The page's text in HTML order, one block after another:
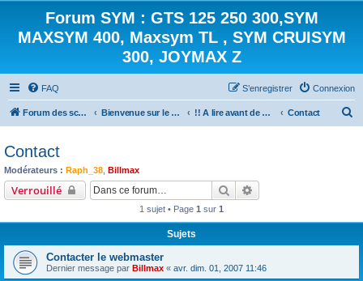
Forum SYM : GTS 125 250 300,SYM
MAXSYM 400, Maxsym TL , SYM CRUISYM
300, JOYMAX Z
FAQ Connexion
S’enregistrer
Forum des scooters SYM - GTS -MAXSYM - CRUISYM - JOYMAX - Maxsym TL Bienvenue sur le forum des scooters de la gamme SYM !! A lire avant de poster !! Contact
h
Contact
Modérateurs : Raph_38 Billmax
Verrouillé Rechercher
1 sujet • Page 1 sur 1
Sujets
Contacter le webmaster
Dernier message par Billmax « avr. dim. 01, 2007 11:46